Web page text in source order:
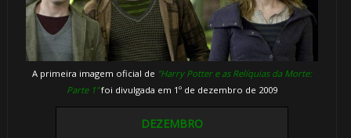
A primeira imagem oficial de "Harry Potter e as Relíquias da Morte:
Parte 1"foi divulgada em 1º de dezembro de 2009
DEZEMBRO